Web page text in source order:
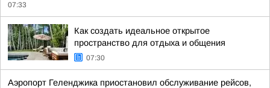
07:33
Как создать идеальное открытое
пространство для отдыха и общения
07:30
Аэропорт Геленджика приостановил обслуживание рейсов,